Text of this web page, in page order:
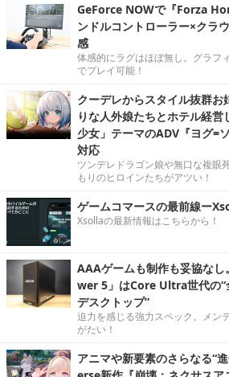
GeForce NOWで『Forza
ンドルコントローラー×クラ
感
体感的にラグはほぼ無し。グラフ
でプレイ可能！
クーデレからスタイル抜群
りな人外娘たちとホテル経
少女」テーマのADV『ヨグ=
対応
ツンデレドラゴン娘や無口な複眼
もりのヒロインたちがアツい！
ゲームコマースの最前線ー
Xsollaの最新情報はこちらから！
AAAゲームも制作も妥協な
wer 5」はCore Ultra世代の“
デスクトップ”
迫力を感じる強力スペック。メン
がたい！
アニマや新要素のさらなる“